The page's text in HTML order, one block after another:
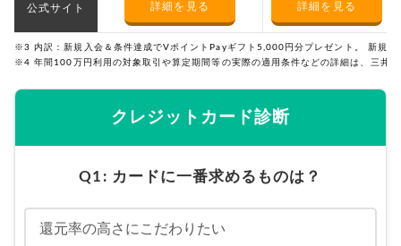
公式サイト 詳細を見る 詳細を見る
※3 内訳：新規入会＆条件達成でVポイントPayギフト5,000円分プレゼント。 新規
※4 年間100万円利用の対象取引や算定期間等の実際の適用条件などの詳細は、三井
クレジットカード診断
Q1: カードに一番求めるものは？
還元率の高さにこだわりたい